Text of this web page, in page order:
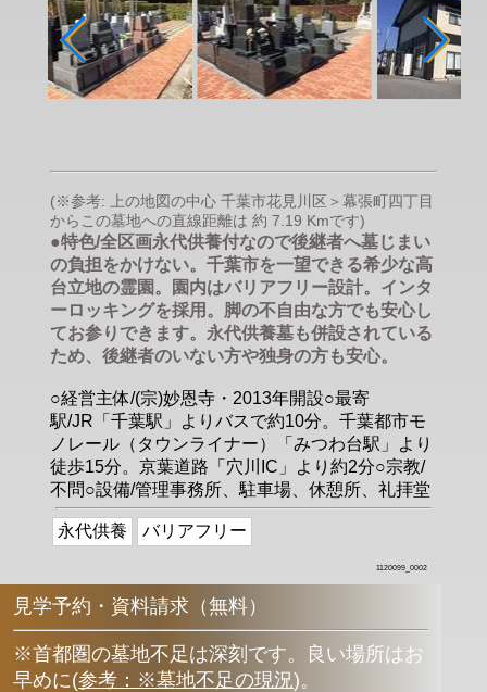
(※参考: 上の地図の中心 千葉市花見川区＞幕張町四丁目
からこの墓地への直線距離は 約 7.19 Kmです)
●特色/全区画永代供養付なので後継者へ墓じまい
の負担をかけない。千葉市を一望できる希少な高
台立地の霊園。園内はバリアフリー設計。インタ
ーロッキングを採用。脚の不自由な方でも安心し
てお参りできます。永代供養墓も併設されている
ため、後継者のいない方や独身の方も安心。
○経営主体/(宗)妙恩寺・2013年開設○最寄
駅/JR「千葉駅」よりバスで約10分。千葉都市モ
ノレール（タウンライナー）「みつわ台駅」より
徒歩15分。京葉道路「穴川IC」より約2分○宗教/
不問○設備/管理事務所、駐車場、休憩所、礼拝堂
永代供養 バリアフリー
1120099_0002
見学予約・資料請求（無料）
※首都圏の墓地不足は深刻です。良い場所はお
早めに(参考：※墓地不足の現況)。